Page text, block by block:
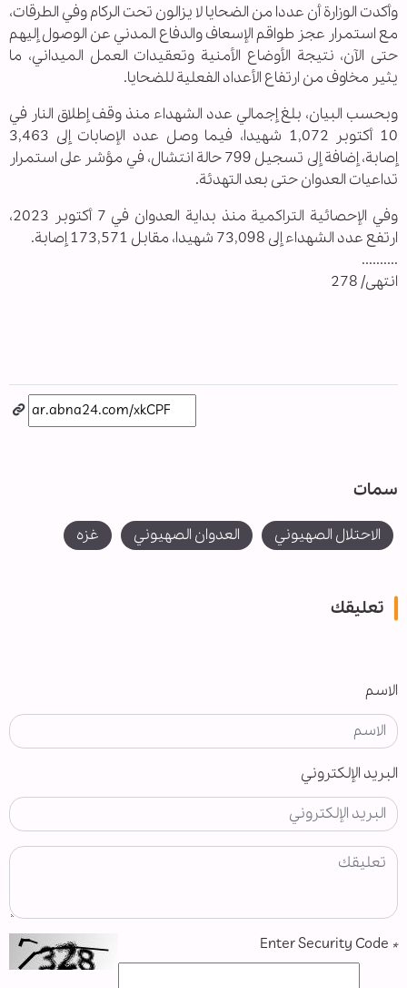
وأكدت الوزارة أن عددا من الضحايا لا يزالون تحت الركام وفي الطرقات،
مع استمرار عجز طواقم الإسعاف والدفاع المدني عن الوصول إليهم
حتى الآن، نتيجة الأوضاع الأمنية وتعقيدات العمل الميداني، ما
يثير مخاوف من ارتفاع الأعداد الفعلية للضحايا.
وبحسب البيان، بلغ إجمالي عدد الشهداء منذ وقف إطلاق النار في
10 أكتوبر 1,072 شهيدا، فيما وصل عدد الإصابات إلى 3,463
إصابة، إضافة إلى تسجيل 799 حالة انتشال، في مؤشر على استمرار
تداعيات العدوان حتى بعد التهدئة.
وفي الإحصائية التراكمية منذ بداية العدوان في 7 أكتوبر 2023،
ارتفع عدد الشهداء إلى 73,098 شهيدا، مقابل 173,571 إصابة.
..........
انتهى/ 278
سمات
الاحتلال الصهيوني العدوان الصهيوني غزه
تعليقك
الاسم
البريد الإلكتروني
*